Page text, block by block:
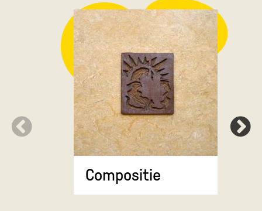
Compositie